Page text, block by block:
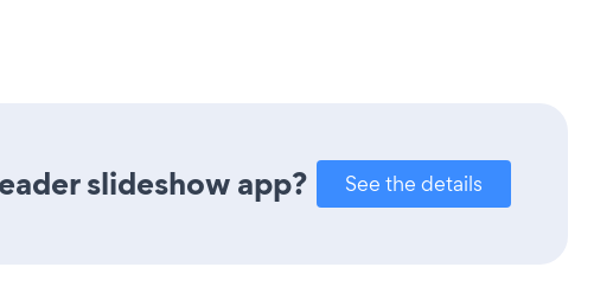
slideshow app? See the details